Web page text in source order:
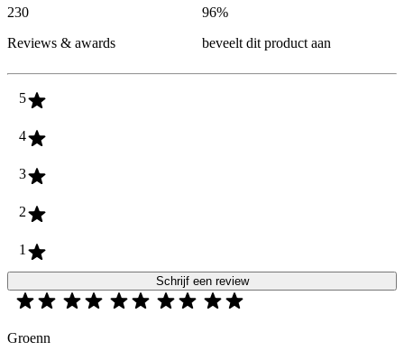
230
Reviews & awards
96%
beveelt dit product aan
5
4
3
2
1
Schrijf een review
Groenn